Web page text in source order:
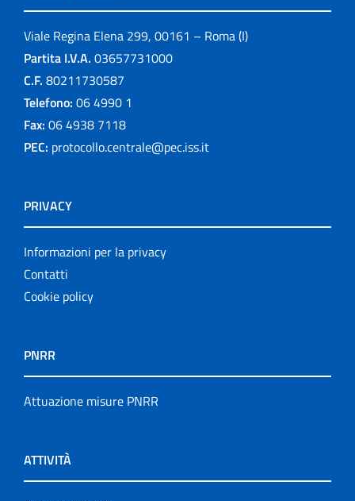
Viale Regina Elena 299, 00161 – Roma (I)
Partita I.V.A. 03657731000
C.F. 80211730587
Telefono: 06 4990 1
Fax: 06 4938 7118
PEC: protocollo.centrale@pec.iss.it
PRIVACY
Informazioni per la privacy
Contatti
Cookie policy
PNRR
Attuazione misure PNRR
ATTIVITÀ